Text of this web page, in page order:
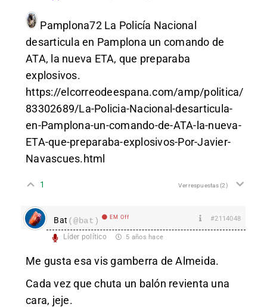
Pamplona72La Policía Nacional
desarticula en Pamplona un comando de
ATA, la nueva ETA, que preparaba
explosivos.
https://elcorreodeespana.com/amp/politica/
83302689/La-Policia-Nacional-desarticula-
en-Pamplona-un-comando-de-ATA-la-nueva-
ETA-que-preparaba-explosivos-Por-Javier-
Navascues.html
1 Ver respuestas(2)
Bat (@bat) EM Off #2114048
Líder político 5 años hace
Me gusta esa vis gamberra de Almeida.
Cada vez que chuta un balón revienta una
cara, jeje.